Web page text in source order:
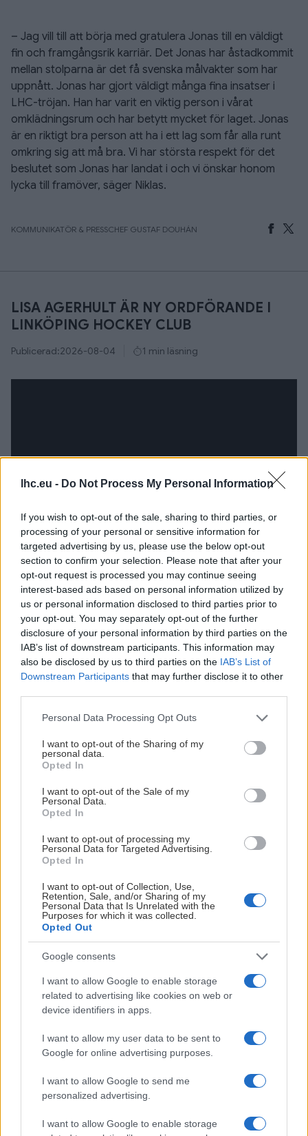
lhc.eu - Do Not Process My Personal Information
If you wish to opt-out of the sale, sharing to third parties, or
processing of your personal or sensitive information for
targeted advertising by us, please use the below opt-out
section to confirm your selection. Please note that after your
opt-out request is processed you may continue seeing
interest-based ads based on personal information utilized by
us or personal information disclosed to third parties prior to
your opt-out. You may separately opt-out of the further
disclosure of your personal information by third parties on the
IAB’s list of downstream participants. This information may
also be disclosed by us to third parties on the IAB’s List of
Downstream Participants that may further disclose it to other
Please note that this website/app uses one or more Google
not limited to your visit or usage behaviour. You may click to
grant or deny consent to Google and its third-party tags to
use your data for below specified purposes in below Google
consent section.
Personal Data Processing Opt Outs
I want to opt-out of the Sharing of my
personal data.
Opted In
I want to opt-out of the Sale of my
Personal Data.
Opted In
I want to opt-out of processing my
Personal Data for Targeted Advertising.
Opted In
I want to opt-out of Collection, Use,
Retention, Sale, and/or Sharing of my
Personal Data that Is Unrelated with the
Purposes for which it was collected.
Opted Out
Google consents
I want to allow Google to enable storage
related to advertising like cookies on web or
device identifiers in apps.
I want to allow my user data to be sent to
Google for online advertising purposes.
I want to allow Google to send me
personalized advertising.
I want to allow Google to enable storage
– Jag vill till att börja med gratulera Jonas till en väldigt
fin och framgångsrik karriär. Det Jonas har åstadkommit
mellan stolparna är det få svenska målvakter som har
uppnått. Jonas har gjort väldigt många fina insatser i
LHC-tröjan. Han har varit en viktig person i vårat
omklädningsrum och har betytt mycket för laget. Jonas
är en riktigt bra person att ha i ett lag som får alla runt
omkring sig att må bra. Vi har största respekt för det
beslutet som Jonas har landat i och vi önskar honom
lycka till framöver, säger Niklas.
KOMMUNIKATÖR & PRESSCHEF GUSTAF DOUHÁN
LISA AGERHULT ÄR NY ORDFÖRANDE I
LINKÖPING HOCKEY CLUB
Publicerad:2026-08-04 1 min läsning
Under tisdagens årsmöte valde Clubens
medlemmar Lisa Agerhult som ny ordförande.
Se och hör Agerhults första ord som ny
ordförande i Linköping Hockey Club.
SAMUEL ZURAWSKI
SUMMERING AV ÅRSMÖTET
Publicerad:2026-08-04
Edin Omanovic / Linköping Hockey Club
Under tisdagskvällen samlades närmare 150
medlemmar till Linköping Hockey Club:s
årsmöte. Där beslutade bland annat
ordförande för Linköping Hockey Club.
efter det första officiella ispasset var det dags för
föreningens årsmöte med 143 röstberättigade
medlemmar på plats. Mötets stora punkt var att Lisa